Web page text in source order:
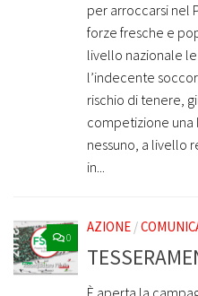
per arroccarsi nel
forze fresche e
livello nazionale
l’indecente
rischio di tenere,
competizione una
nessuno, a livello
in...
0
AZIONE /
È aperta la